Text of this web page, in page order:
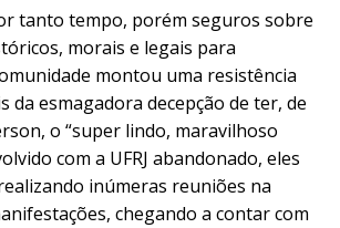
tanto tempo, porém seguros sobre
morais e legais para
montou uma resistência
da esmagadora decepção de ter, de
o “super lindo, maravilhoso
com a UFRJ abandonado, eles
inúmeras reuniões na
chegando a contar com